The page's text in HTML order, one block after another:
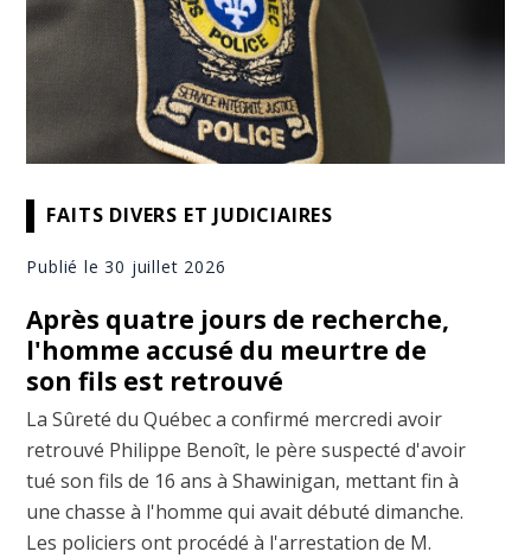
FAITS DIVERS ET JUDICIAIRES
Publié le 30 juillet 2026
Après quatre jours de recherche,
l'homme accusé du meurtre de
son fils est retrouvé
La Sûreté du Québec a confirmé mercredi avoir
retrouvé Philippe Benoît, le père suspecté d'avoir
tué son fils de 16 ans à Shawinigan, mettant fin à
une chasse à l'homme qui avait débuté dimanche.
Les policiers ont procédé à l'arrestation de M.